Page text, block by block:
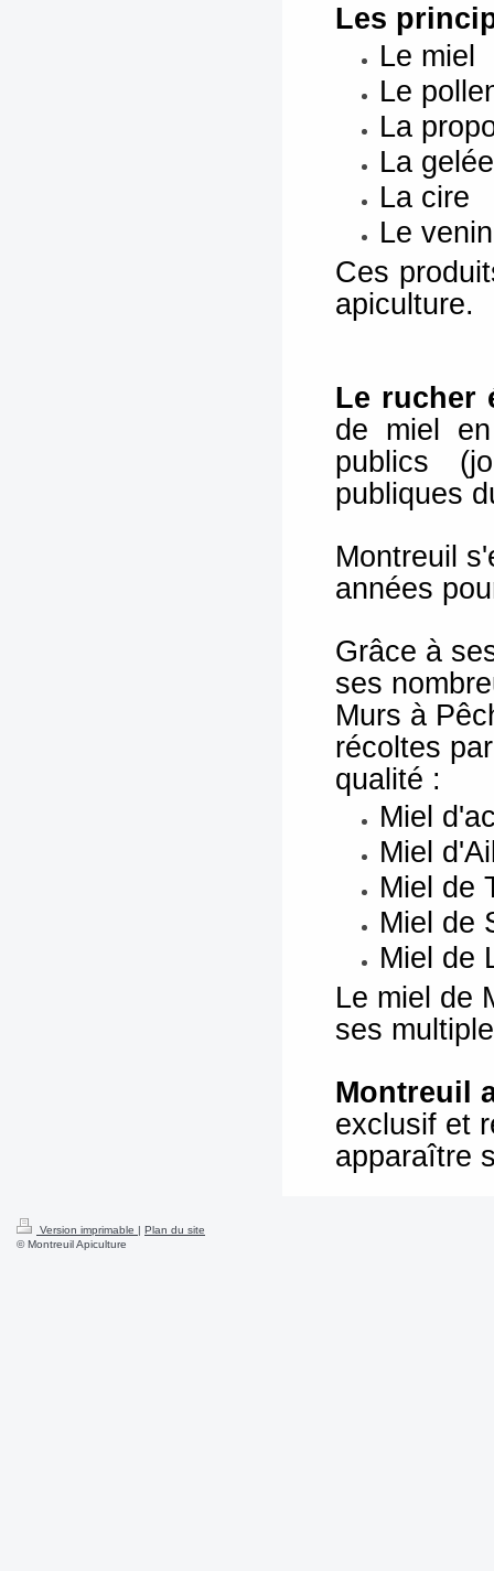
Les
Le miel
Le
La
La
La cire
Le venin
Ces
apiculture.
Le rucher
de miel
publics
publiques
Montreuil
années
Grâce à
ses
Murs à
récoltes
qualité :
Miel
Miel
Miel de
Miel de
Miel de
Le miel de
ses
Montreuil
exclusif et
apparaître
Version imprimable
Plan du site
© Montreuil Apiculture